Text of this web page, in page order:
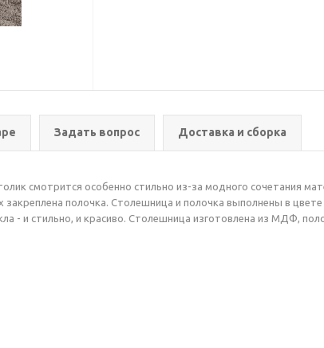
Задать вопрос Доставка и сборка
смотрится особенно стильно из-за модного сочетания
полочка. Столешница и полочка выполнены в цвете
- и стильно, и красиво. Столешница изготовлена из МДФ,